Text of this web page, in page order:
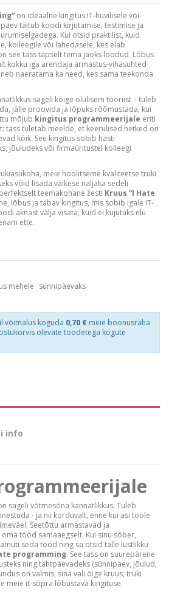
on ideaalne kingitus IT-huvilisele või
täitub koodi kirjutamise, testimise ja
Kui otsid praktilist, kuid
kolleegile või lähedasele, kes elab
see tass täpselt tema jaoks loodud. Lõbus
kokku iga arendaja armastus-vihasuhted
naeratama ka need, kes sama teekonda
sageli kõige olulisem tööriist – tuleb
jälle proovida ja lõpuks rõõmustada, kui
mõjub kingitus programmeerijale eriti
tass tuletab meelde, et keerulised hetked on
kõik. See kingitus sobib hästi
jõuludeks või firmaüritustel kolleegi
meie hoolitseme kvaliteetse trüki
võid lisada väikese naljaka sedeli
teemakohane žest! Kruus “I Hate
lõbus ja tabav kingitus, mis sobib igale IT-
aknast välja visata, kuid ei kujutaks elu
ette.
mehele sünnipäevaks
võimalus koguda 0,70 € meie boonusraha
olevate toodetega kogute
info
sageli võtmesõna kannatlikkus. Tuleb
- ja nii korduvalt, enne kui asi tööle
Seetõttu armastavad ja
tööd samaaegselt. Kui sinu sõber,
seda tööd ning sa otsid talle lustlikku
programming. See tass on suurepärene
ning tähtpäevadeks (sünnipäev, jõulud,
on valmis, sina vali õige kruus, trüki
meie it-sõpra lõbustava kingituse.